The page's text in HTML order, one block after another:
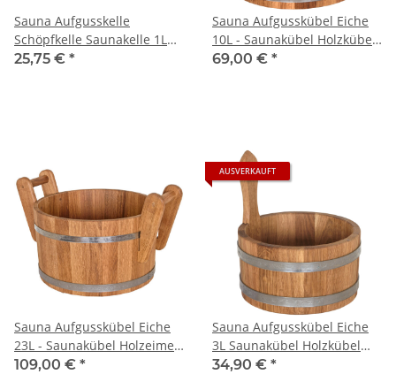
Sauna Aufgusskelle
Schöpfkelle Saunakelle 1L
Eiche chemikalienfrei
25,75 € *
Sauna Aufgusskübel Eiche
10L - Saunakübel Holzkübel
Eichenkübel Kübel
69,00 € *
Sauna Aufgusskübel Eiche
23L - Saunakübel Holzeimer
Eichenkübel Kübel
109,00 € *
AUSVERKAUFT
Sauna Aufgusskübel Eiche
3L Saunakübel Holzkübel
Eichenkübel Kübel
34,90 € *